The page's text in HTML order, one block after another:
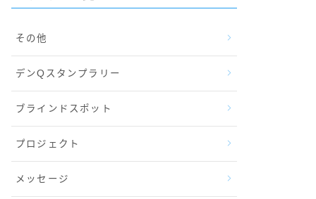
その他
デンQスタンプラリー
ブラインドスポット
プロジェクト
メッセージ